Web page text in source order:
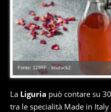
Fonte: 123RF - bhofack2
La Liguria può contare su
tra le specialità Made in